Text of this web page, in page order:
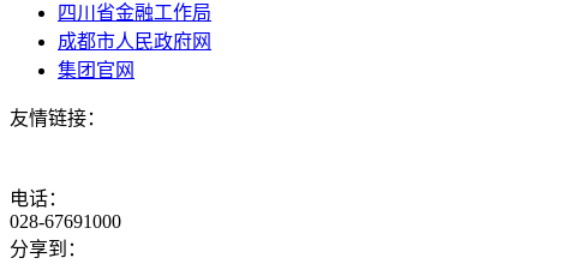
四川省金融工作局
成都市人民政府网
集团官网
友情链接：
电话：
028-67691000
分享到：